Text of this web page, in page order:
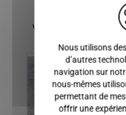
Vous pourriez
Nous utilisons
d’autres
navigation sur
nous-mêmes
permettant de
offrir une